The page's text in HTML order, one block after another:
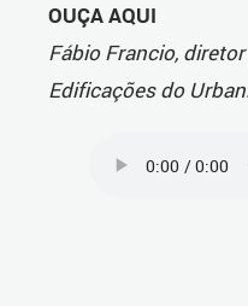
OUÇA AQUI
Fábio Francio,
Edificações do